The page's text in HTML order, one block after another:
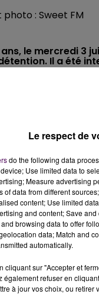
photo : Sweet FM
le mercredi 3
Il a été
une information
cinq jours plus
de sa
pour le
une plaie
très rapidement
le Service
Lyon, Grenoble
téléphone
par avion
Le respect de
do the following data
Use limited data to
Measure advertising
of data from different
content; Use limited
and content; Save
browsing data to offer
data; Match and
automatically.
cliquant sur "Accepter et
également refuser en
à jour vos choix, ou